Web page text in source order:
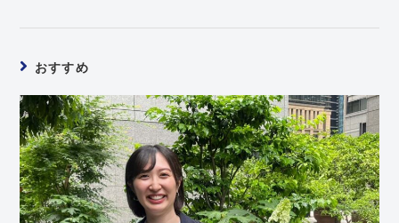
おすすめ